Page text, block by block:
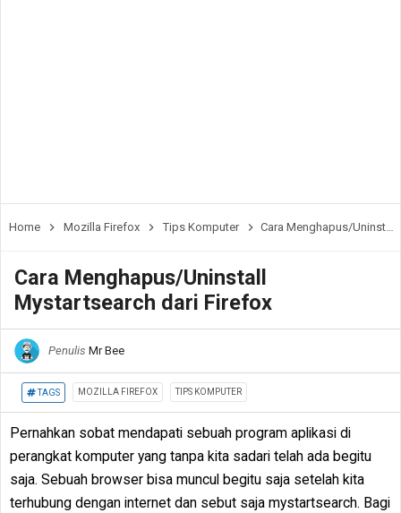
Home Mozilla Firefox Tips Komputer Cara Menghapus/Uninstall Mystartsearch dari Firefox
Cara Menghapus/Uninstall
Mystartsearch dari Firefox
Penulis Mr Bee
TAGS MOZILLA FIREFOX TIPS KOMPUTER
Pernahkan sobat mendapati sebuah program aplikasi di
perangkat komputer yang tanpa kita sadari telah ada begitu
saja. Sebuah browser bisa muncul begitu saja setelah kita
terhubung dengan internet dan sebut saja mystartsearch. Bagi